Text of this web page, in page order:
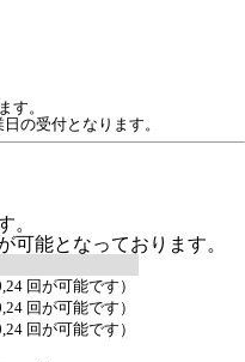
す。
の受付となります。
。
可能となっております。
回が可能です）
回が可能です）
回が可能です）